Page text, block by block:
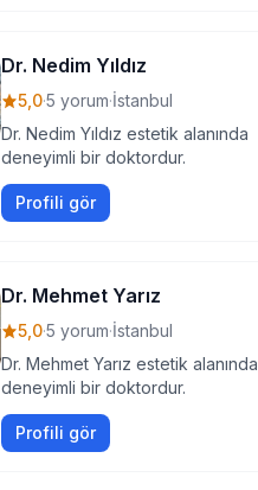
Dr. Nedim Yıldız
5,0·5 yorum·İstanbul
Dr. Nedim Yıldız estetik alanında
deneyimli bir doktordur.
Profili gör
Dr. Mehmet Yarız
5,0·5 yorum·İstanbul
Dr. Mehmet Yarız estetik alanında
deneyimli bir doktordur.
Profili gör